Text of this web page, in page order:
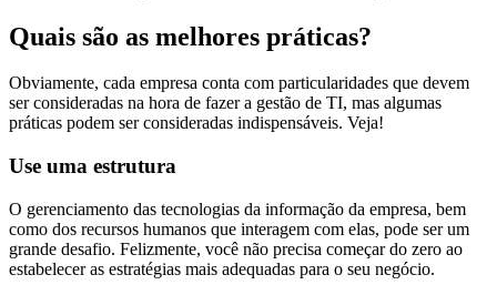
Quais são as melhores práticas?
Obviamente, cada empresa conta com particularidades que devem
ser consideradas na hora de fazer a gestão de TI, mas algumas
práticas podem ser consideradas indispensáveis. Veja!
Use uma estrutura
O gerenciamento das tecnologias da informação da empresa, bem
como dos recursos humanos que interagem com elas, pode ser um
grande desafio. Felizmente, você não precisa começar do zero ao
estabelecer as estratégias mais adequadas para o seu negócio.